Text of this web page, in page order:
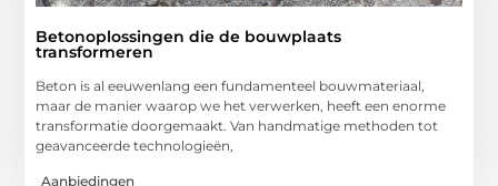
Betonoplossingen die de bouwplaats
transformeren
Beton is al eeuwenlang een fundamenteel bouwmateriaal,
maar de manier waarop we het verwerken, heeft een enorme
transformatie doorgemaakt. Van handmatige methoden tot
geavanceerde technologieën,
Aanbiedingen